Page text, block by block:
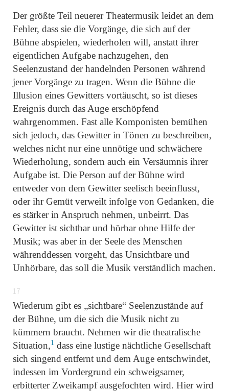
Der größte Teil neuerer Theatermusik leidet an dem
Fehler, dass sie die Vorgänge, die sich auf der
Bühne abspielen, wiederholen will, anstatt ihrer
eigentlichen Aufgabe nachzugehen, den
Seelenzustand der handelnden Personen während
jener Vorgänge zu tragen. Wenn die Bühne die
Illusion eines Gewitters vortäuscht, so ist dieses
Ereignis durch das Auge erschöpfend
wahrgenommen. Fast alle Komponisten bemühen
sich jedoch, das Gewitter in Tönen zu beschreiben,
welches nicht nur eine unnötige und schwächere
Wiederholung, sondern auch ein Versäumnis ihrer
Aufgabe ist. Die Person auf der Bühne wird
entweder von dem Gewitter seelisch beeinflusst,
oder ihr Gemüt verweilt infolge von Gedanken, die
es stärker in Anspruch nehmen, unbeirrt. Das
Gewitter ist sichtbar und hörbar ohne Hilfe der
Musik; was aber in der Seele des Menschen
währenddessen vorgeht, das Unsichtbare und
Unhörbare, das soll die Musik verständlich machen.
17
Wiederum gibt es „sichtbare“ Seelenzustände auf
der Bühne, um die sich die Musik nicht zu
kümmern braucht. Nehmen wir die theatralische
Situation,1 dass eine lustige nächtliche Gesellschaft
sich singend entfernt und dem Auge entschwindet,
indessen im Vordergrund ein schweigsamer,
erbitterter Zweikampf ausgefochten wird. Hier wird